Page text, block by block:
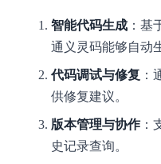
智能代码生成 ：基
通义灵码能够自动
代码调试与修复 ：
供修复建议。
版本管理与协作：
史记录查询。